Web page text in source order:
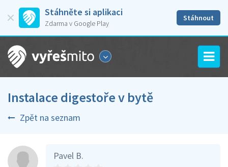
Stáhněte si aplikaci
Zdarma v Google Play
Stáhnout
Instalace digestoře v bytě
Zpět na seznam
Pavel B.